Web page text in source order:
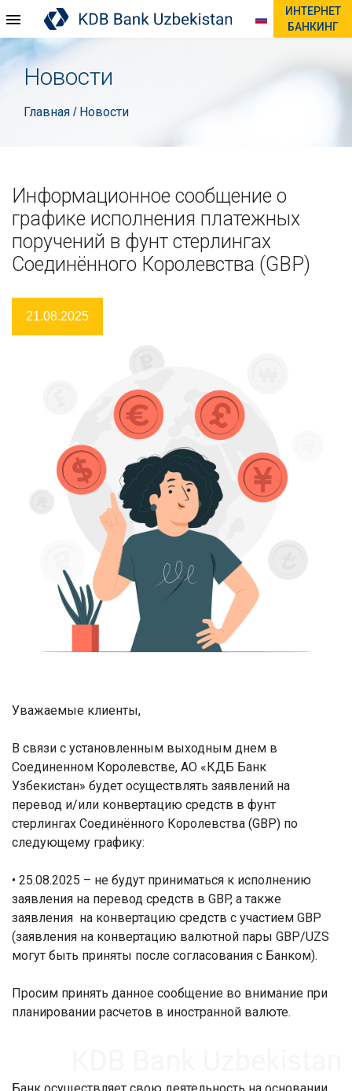
ИНТЕРНЕТ
БАНКИНГ
Новости
Главная / Новости
Информационное сообщение о
графике исполнения платежных
поручений в фунт стерлингах
Соединённого Королевства (GBP)
21.08.2025
Уважаемые клиенты,
В связи с установленным выходным днем в
Соединенном Королевстве, АО «КДБ Банк
Узбекистан» будет осуществлять заявлений на
перевод и/или конвертацию средств в фунт
стерлингах Соединённого Королевства (GBP) по
следующему графику:
• 25.08.2025 – не будут приниматься к исполнению
заявления на перевод средств в GBP, а также
заявления на конвертацию средств с участием GBP
(заявления на конвертацию валютной пары GBP/UZS
могут быть приняты после согласования с Банком).
Просим принять данное сообщение во внимание при
планировании расчетов в иностранной валюте.